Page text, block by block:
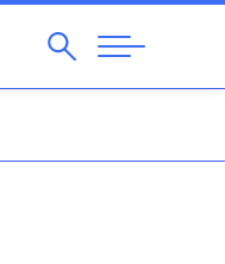
Pesquisar
Abrir
Navegação